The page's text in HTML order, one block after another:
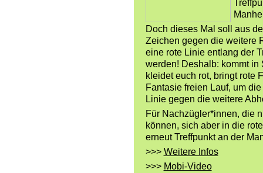
Doch dieses Mal soll aus
Zeichen gegen die weitere
eine rote Linie entlang der
werden! Deshalb: kommt in
kleidet euch rot, bringt rote
Fantasie freien Lauf, um
Linie gegen die weitere
Für Nachzügler*innen, die
können, sich aber in die
erneut Treffpunkt an der
>>> Weitere Infos
>>> Mobi-Video